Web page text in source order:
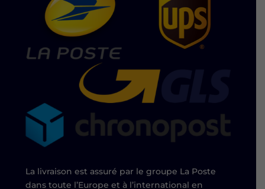
La livraison est assuré par le groupe La Poste
dans toute l’Europe et à l’international en